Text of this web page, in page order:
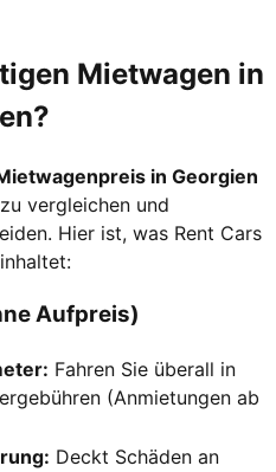
Mietwagen in
in Georgien
vergleichen und
Hier ist, was Rent Cars
Aufpreis)
Fahren Sie überall in
(Anmietungen ab
Deckt Schäden an